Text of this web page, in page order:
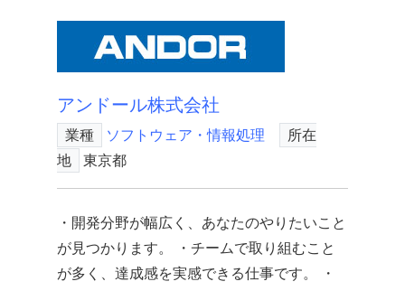
アンドール株式会社
業種 ソフトウェア・情報処理
所在
地
東京都
・開発分野が幅広く、あなたのやりたいこと
が見つかります。 ・チームで取り組むこと
が多く、達成感を実感できる仕事です。 ・